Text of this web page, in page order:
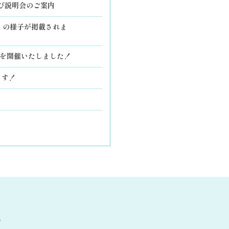
説明会のご案内
様子が掲載されま
開催いたしました！
！